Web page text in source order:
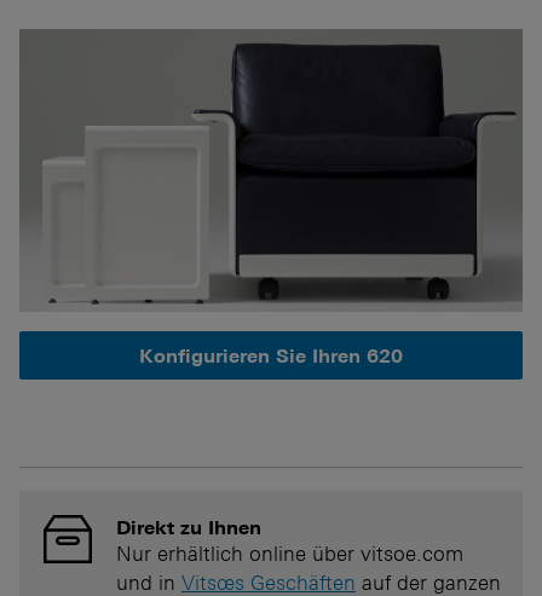
Konfigurieren Sie Ihren 620
Direkt zu Ihnen
Nur erhältlich online über vitsoe.com
und in Vitsœs Geschäften auf der ganzen